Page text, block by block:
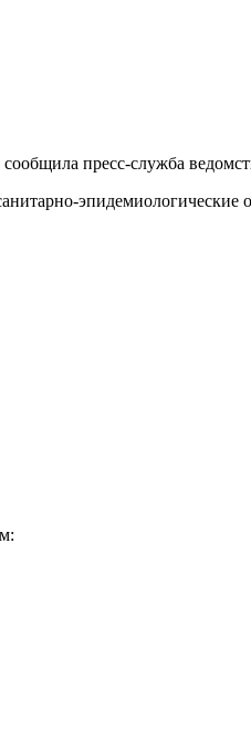
пресс-служба
эпидемиологические